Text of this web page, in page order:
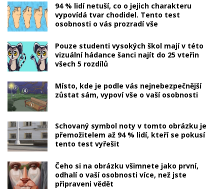
94 % lidí netuší, co o jejich charakteru
vypovídá tvar chodidel. Tento test
osobnosti o vás prozradí vše
Pouze studenti vysokých škol mají v této
vizuální hádance šanci najít do 25 vteřin
všech 5 rozdílů
Místo, kde je podle vás nejnebezpečnější
zůstat sám, vypoví vše o vaší osobnosti
Schovaný symbol noty v tomto obrázku je
přemožitelem až 94 % lidí, kteří se pokusí
tento test vyřešit
Čeho si na obrázku všimnete jako první,
odhalí o vaší osobnosti více, než jste
připraveni vědět